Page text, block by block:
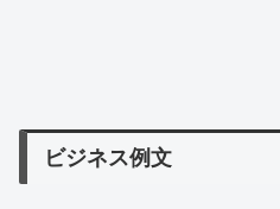
ビジネス例文